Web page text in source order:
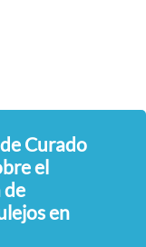
Curado
el
de
en